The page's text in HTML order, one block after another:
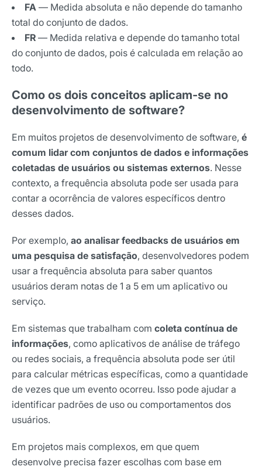
FA — Medida absoluta e não depende do tamanho
total do conjunto de dados.
FR — Medida relativa e depende do tamanho total
do conjunto de dados, pois é calculada em relação ao
todo.
Como os dois conceitos aplicam-se no
desenvolvimento de software?
Em muitos projetos de desenvolvimento de software, é
comum lidar com conjuntos de dados e informações
coletadas de usuários ou sistemas externos. Nesse
contexto, a frequência absoluta pode ser usada para
contar a ocorrência de valores específicos dentro
desses dados.
Por exemplo, ao analisar feedbacks de usuários em
uma pesquisa de satisfação, desenvolvedores podem
usar a frequência absoluta para saber quantos
usuários deram notas de 1 a 5 em um aplicativo ou
serviço.
Em sistemas que trabalham com coleta contínua de
informações, como aplicativos de análise de tráfego
ou redes sociais, a frequência absoluta pode ser útil
para calcular métricas específicas, como a quantidade
de vezes que um evento ocorreu. Isso pode ajudar a
identificar padrões de uso ou comportamentos dos
usuários.
Em projetos mais complexos, em que quem
desenvolve precisa fazer escolhas com base em